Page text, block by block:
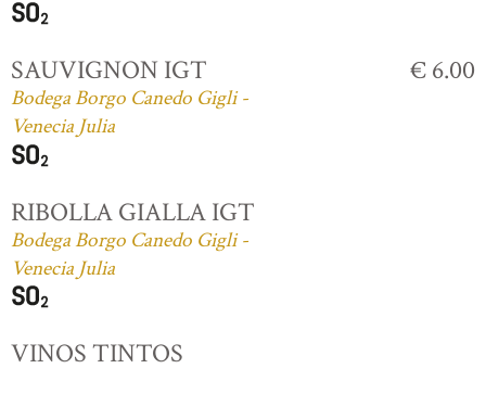
SAUVIGNON IGT
Bodega Borgo Canedo Gigli -
Venecia Julia
€ 6.00
RIBOLLA GIALLA IGT
Bodega Borgo Canedo Gigli -
Venecia Julia
VINOS TINTOS